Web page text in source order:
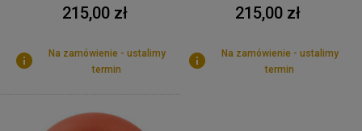
215,00 zł
Na zamówienie - ustalimy
termin
215,00 zł
Na zamówienie - ustalimy
termin